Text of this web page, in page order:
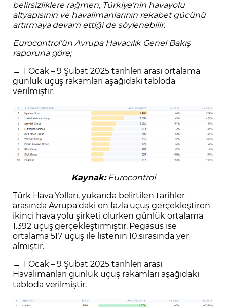
belirsizliklere rağmen, Türkiye’nin havayolu
altyapısının ve havalimanlarının rekabet gücünü
artırmaya devam ettiği de söylenebilir.
Eurocontrol’ün Avrupa Havacılık Genel Bakış
raporuna göre;
→ 1 Ocak – 9 Şubat 2025 tarihleri arası ortalama
günlük uçuş rakamları aşağıdaki tabloda
verilmiştir.
Kaynak:Eurocontrol
Türk Hava Yolları, yukarıda belirtilen tarihler
arasında Avrupa'daki en fazla uçuş gerçekleştiren
ikinci hava yolu şirketi olurken günlük ortalama
1.392 uçuş gerçekleştirmiştir. Pegasus ise
ortalama 517 uçuş ile listenin 10.sırasında yer
almıştır.
→ 1 Ocak – 9 Şubat 2025 tarihleri arası
Havalimanları günlük uçuş rakamları aşağıdaki
tabloda verilmiştir.